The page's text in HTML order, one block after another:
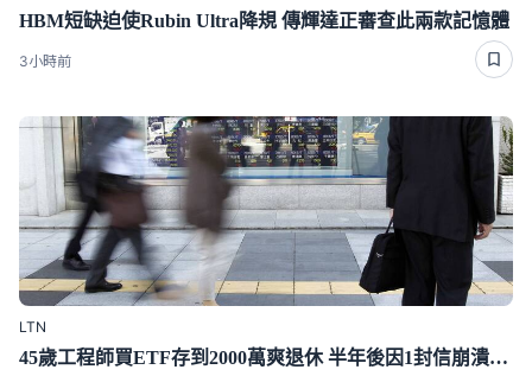
HBM短缺迫使Rubin Ultra降規 傳輝達正審查此兩款記憶體
3小時前
LTN
45歲工程師買ETF存到2000萬爽退休 半年後因1封信崩潰重回職場